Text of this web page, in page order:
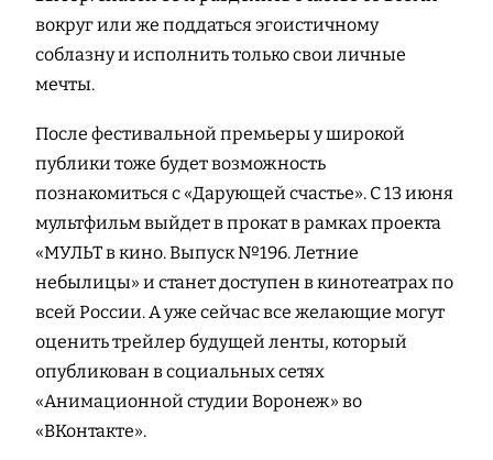
вокруг или же поддаться эгоистичному
соблазну и исполнить только свои личные
мечты.
После фестивальной премьеры у широкой
публики тоже будет возможность
познакомиться с «Дарующей счастье». С 13 июня
мультфильм выйдет в прокат в рамках проекта
«МУЛЬТ в кино. Выпуск №196. Летние
небылицы» и станет доступен в кинотеатрах по
всей России. А уже сейчас все желающие могут
оценить трейлер будущей ленты, который
опубликован в социальных сетях
«Анимационной студии Воронеж» во
«ВКонтакте».